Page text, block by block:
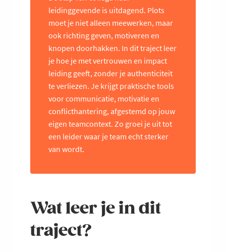
leidinggevende is uitdagend. Plots
moet je niet alleen meewerken, maar
ook richting geven, motiveren en
knopen doorhakken. In dit traject leer
je hoe je met vertrouwen en impact
leiding geeft, zonder je authenticiteit
te verliezen. Je krijgt praktische tools
voor communicatie, motivatie en
conflicthantering, afgestemd op jouw
eigen teamcontext. Zo groei je uit tot
een leider waar je team echt sterker
van wordt.
Wat leer je in dit
traject?